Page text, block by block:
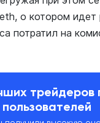
о котором идет
потратил на
пользователей